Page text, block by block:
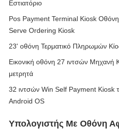
Εστιατόριο
Pos Payment Terminal Kiosk
Serve Ordering Kiosk
23' οθόνη Τερματικό Πληρωμών
Εικονική οθόνη 27 ιντσών
μετρητά
32 ιντσών Win Self Payment Kiosk
Android OS
Υπολογιστής Με Οθόνη